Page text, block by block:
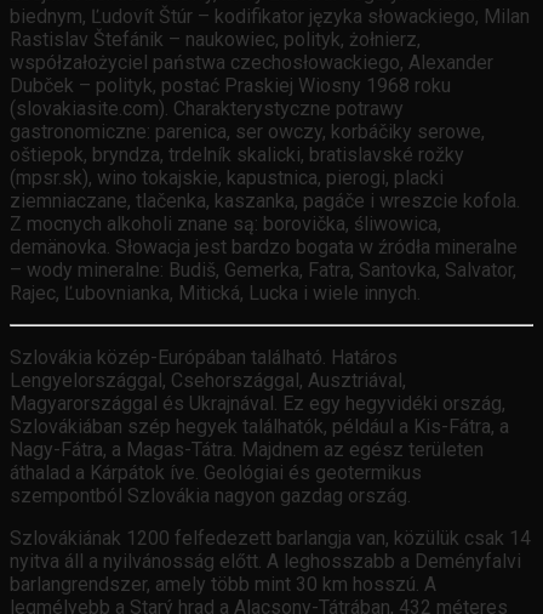
biednym, Ľudovít Štúr – kodifikator języka słowackiego, Milan
Rastislav Štefánik – naukowiec, polityk, żołnierz,
współzałożyciel państwa czechosłowackiego, Alexander
Dubček – polityk, postać Praskiej Wiosny 1968 roku
(slovakiasite.com). Charakterystyczne potrawy
gastronomiczne: parenica, ser owczy, korbáčiky serowe,
oštiepok, bryndza, trdelník skalicki, bratislavské rožky
(mpsr.sk), wino tokajskie, kapustnica, pierogi, placki
ziemniaczane, tlačenka, kaszanka, pagáče i wreszcie kofola.
Z mocnych alkoholi znane są: borovička, śliwowica,
demänovka. Słowacja jest bardzo bogata w źródła mineralne
– wody mineralne: Budiš, Gemerka, Fatra, Santovka, Salvator,
Rajec, Ľubovnianka, Mitická, Lucka i wiele innych.
Szlovákia közép-Európában található. Határos
Lengyelországgal, Csehországgal, Ausztriával,
Magyarországgal és Ukrajnával. Ez egy hegyvidéki ország,
Szlovákiában szép hegyek találhatók, például a Kis-Fátra, a
Nagy-Fátra, a Magas-Tátra. Majdnem az egész területen
áthalad a Kárpátok íve. Geológiai és geotermikus
szempontból Szlovákia nagyon gazdag ország.
Szlovákiának 1200 felfedezett barlangja van, közülük csak 14
nyitva áll a nyilvánosság előtt. A leghosszabb a Deményfalvi
barlangrendszer, amely több mint 30 km hosszú. A
legmélyebb a Starý hrad a Alacsony-Tátrában, 432 méteres